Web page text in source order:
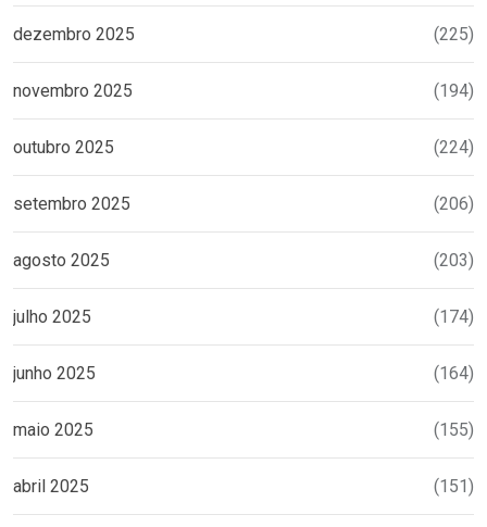
dezembro 2025 (225)
novembro 2025 (194)
outubro 2025 (224)
setembro 2025 (206)
agosto 2025 (203)
julho 2025 (174)
junho 2025 (164)
maio 2025 (155)
abril 2025 (151)